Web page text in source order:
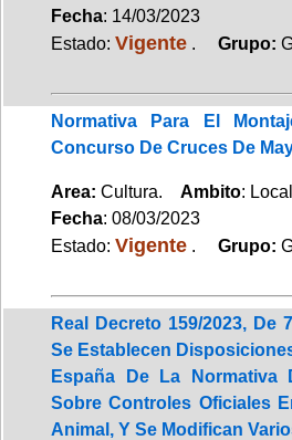
Fecha: 14/03/2023
Estado: Vigente . Grupo:
Normativa Para El
Concurso De Cruces De
Area: Cultura. Ambito:
Fecha: 08/03/2023
Estado: Vigente . Grupo:
Real Decreto 159/2023, De
Se Establecen
España De La Normativa
Sobre Controles Oficiales
Animal, Y Se Modifican